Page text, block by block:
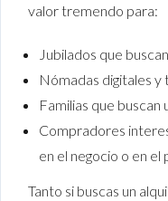
valor tremendo para:
Jubilados que
Nómadas digitales
Familias que
Compradores
en el negocio o en
Tanto si buscas un